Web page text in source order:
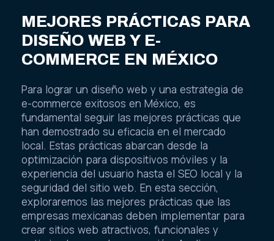
MEJORES PRÁCTICAS PARA
DISEÑO WEB Y E-
COMMERCE EN MÉXICO
Para lograr un diseño web y una estrategia de
e-commerce exitosos en México, es
fundamental seguir las mejores prácticas que
han demostrado su eficacia en el mercado
local. Estas prácticas abarcan desde la
optimización para dispositivos móviles y la
experiencia del usuario hasta el SEO local y la
seguridad del sitio web. En esta sección,
exploraremos las mejores prácticas que las
empresas mexicanas deben implementar para
crear sitios web atractivos, funcionales y